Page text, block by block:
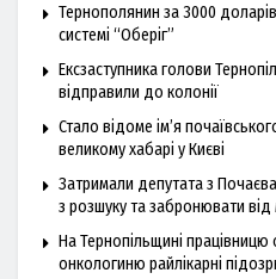
Тернополянин за 3000
системі “Оберіг”
Ексзаступника голови
відправили до колонії
Стало відоме ім’я
великому хабарі у Києві
Затримали депутата з
з розшуку та забронювати від
На Тернопільщині
онкологиню райлікарні